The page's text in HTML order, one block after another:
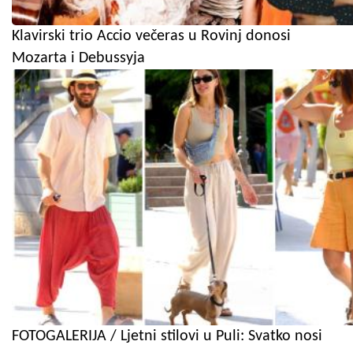
Klavirski trio Accio večeras u Rovinj donosi
Mozarta i Debussyja
FOTOGALERIJA / Ljetni stilovi u Puli: Svatko nosi